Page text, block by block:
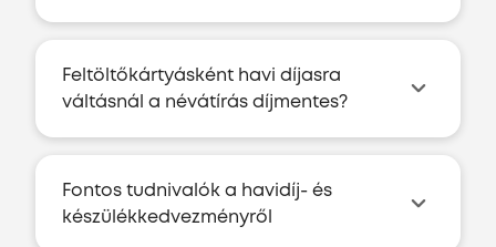
Feltöltőkártyásként havi díjasra
váltásnál a névátírás díjmentes?
Fontos tudnivalók a havidíj- és
készülékkedvezményről